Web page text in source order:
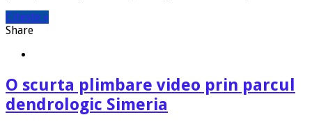
Citeste »
Share
O scurta plimbare video prin parcul
dendrologic Simeria